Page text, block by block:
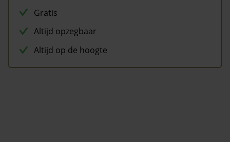
Gratis
Altijd opzegbaar
Altijd op de hoogte